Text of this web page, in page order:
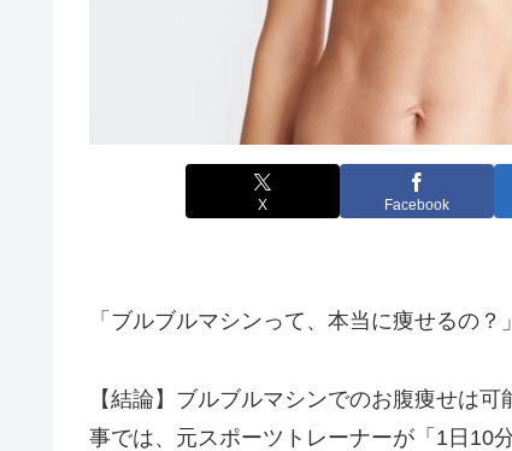
X Facebook
「ブルブルマシンって、本当に痩せるの
【結論】ブルブルマシンでのお腹痩せは
事では、元スポーツトレーナーが「1日10